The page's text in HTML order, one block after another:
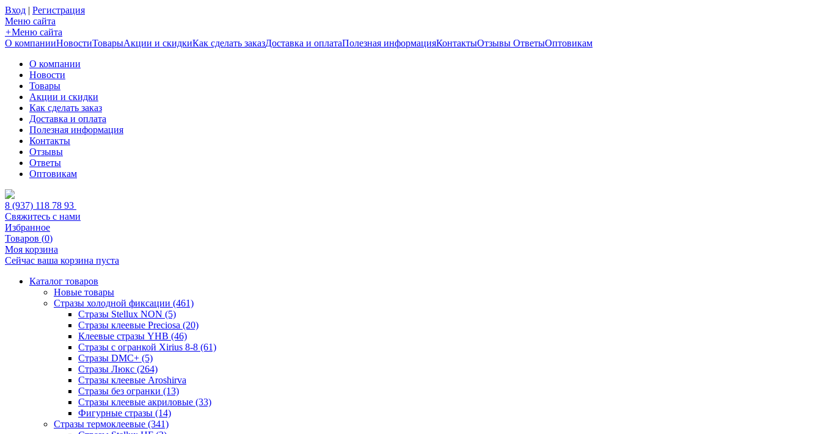
Вход | Регистрация
Меню сайта
+Меню сайта
О компанииНовостиТоварыАкции и скидкиКак сделать заказДоставка и оплатаПолезная информацияКонтактыОтзывы ОтветыОптовикам
О компании
Новости
Товары
Акции и скидки
Как сделать заказ
Доставка и оплата
Полезная информация
Контакты
Отзывы
Ответы
Оптовикам
8 (937) 118 78 93
Свяжитесь с нами
Избранное
Товаров (0)
Моя корзина
Сейчас ваша корзина пуста
Каталог товаров
Новые товары
Стразы холодной фиксации (461)
Стразы Stellux NON (5)
Стразы клеевые Preciosa (20)
Клеевые стразы YHB (46)
Стразы с огранкой Xirius 8-8 (61)
Стразы DMC+ (5)
Стразы Люкс (264)
Стразы клеевые Aroshirva
Стразы без огранки (13)
Стразы клеевые акриловые (33)
Фигурные стразы (14)
Стразы термоклеевые (341)